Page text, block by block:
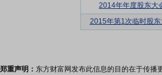
2014年年度股东大
2015年第1次临时股东
郑重声明： 东方财富网发布此信息的目的在于传播